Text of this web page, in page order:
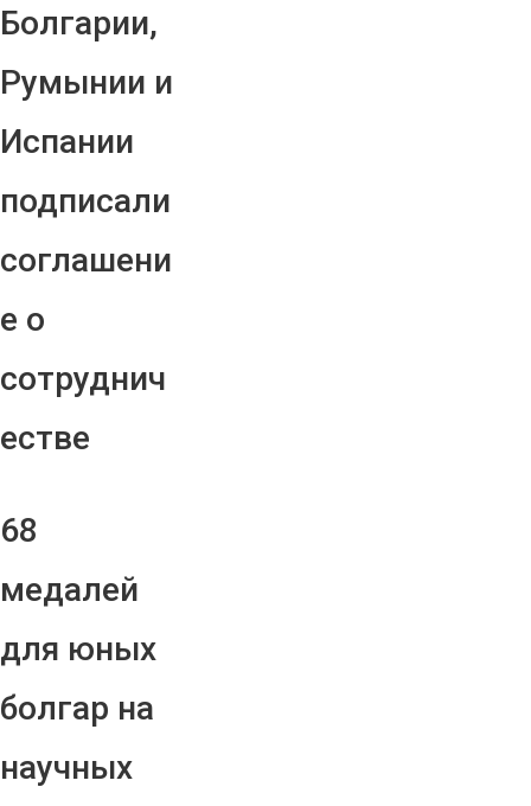
Болгарии,
Румынии и
Испании
подписали
соглашени
е о
сотруднич
естве
68
медалей
для юных
болгар на
научных